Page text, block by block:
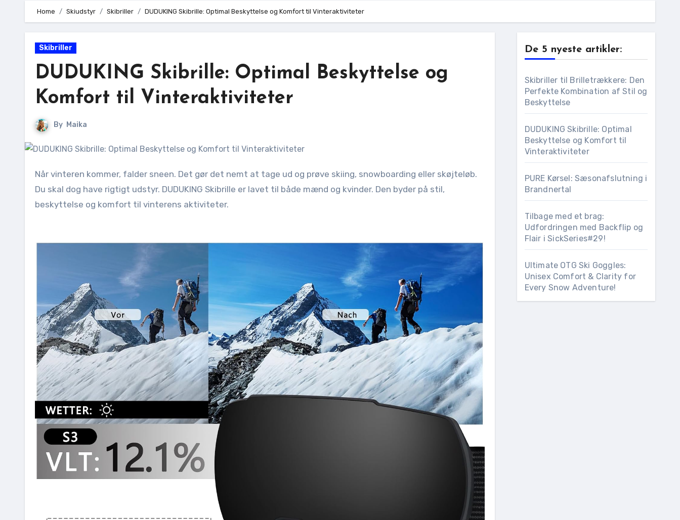
Home Skiudstyr Skibriller DUDUKING Skibrille: Optimal Beskyttelse og Komfort til Vinteraktiviteter
Skibriller
DUDUKING Skibrille: Optimal Beskyttelse og
Komfort til Vinteraktiviteter
By Maika
Når vinteren kommer, falder sneen. Det gør det nemt at tage ud og prøve skiing, snowboarding eller skøjteløb.
Du skal dog have rigtigt udstyr. DUDUKING Skibrille er lavet til både mænd og kvinder. Den byder på stil,
beskyttelse og komfort til vinterens aktiviteter.
De 5 nyeste artikler:
Skibriller til Brilletrækkere: Den
Perfekte Kombination af Stil og
Beskyttelse
DUDUKING Skibrille: Optimal
Beskyttelse og Komfort til
Vinteraktiviteter
PURE Kørsel: Sæsonafslutning i
Brandnertal
Tilbage med et brag:
Udfordringen med Backflip og
Flair i SickSeries#29!
Ultimate OTG Ski Goggles:
Unisex Comfort & Clarity for
Every Snow Adventure!